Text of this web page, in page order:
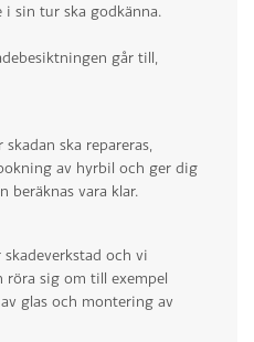
i sin tur ska godkänna.
går till,
ska repareras,
av hyrbil och ger dig
beräknas vara klar.
och vi
röra sig om till exempel
glas och montering av